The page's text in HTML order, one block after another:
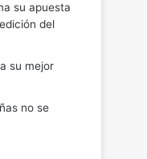
su apuesta
del
su mejor
no se